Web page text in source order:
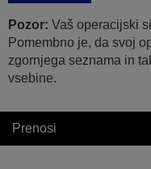
Pozor: Vaš operacijski
Pomembno je, da svoj
zgornjega seznama in
vsebine.
Prenosi